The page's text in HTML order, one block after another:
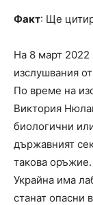
Факт: Ще
На 8 март
изслушвания
По време на
Виктория
биологични
държавният
такова
Украйна има
станат опасни